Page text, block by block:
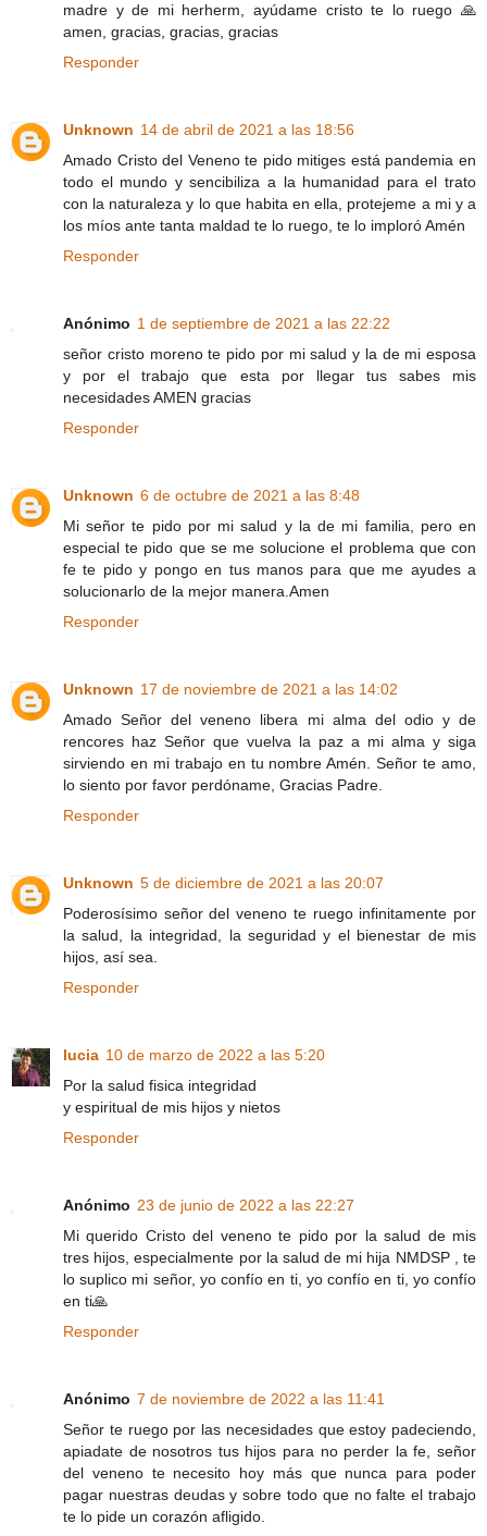
madre y de mi herherm, ayúdame cristo te lo ruego 🙏
amen, gracias, gracias, gracias
Responder
Unknown 14 de abril de 2021 a las 18:56
Amado Cristo del Veneno te pido mitiges está pandemia en
todo el mundo y sencibiliza a la humanidad para el trato
con la naturaleza y lo que habita en ella, protejeme a mi y a
los míos ante tanta maldad te lo ruego, te lo imploró Amén
Responder
Anónimo 1 de septiembre de 2021 a las 22:22
señor cristo moreno te pido por mi salud y la de mi esposa
y por el trabajo que esta por llegar tus sabes mis
necesidades AMEN gracias
Responder
Unknown 6 de octubre de 2021 a las 8:48
Mi señor te pido por mi salud y la de mi familia, pero en
especial te pido que se me solucione el problema que con
fe te pido y pongo en tus manos para que me ayudes a
solucionarlo de la mejor manera.Amen
Responder
Unknown 17 de noviembre de 2021 a las 14:02
Amado Señor del veneno libera mi alma del odio y de
rencores haz Señor que vuelva la paz a mi alma y siga
sirviendo en mi trabajo en tu nombre Amén. Señor te amo,
lo siento por favor perdóname, Gracias Padre.
Responder
Unknown 5 de diciembre de 2021 a las 20:07
Poderosísimo señor del veneno te ruego infinitamente por
la salud, la integridad, la seguridad y el bienestar de mis
hijos, así sea.
Responder
lucia 10 de marzo de 2022 a las 5:20
Por la salud fisica integridad
y espiritual de mis hijos y nietos
Responder
Anónimo 23 de junio de 2022 a las 22:27
Mi querido Cristo del veneno te pido por la salud de mis
tres hijos, especialmente por la salud de mi hija NMDSP , te
lo suplico mi señor, yo confío en ti, yo confío en ti, yo confío
en ti🙏
Responder
Anónimo 7 de noviembre de 2022 a las 11:41
Señor te ruego por las necesidades que estoy padeciendo,
apiadate de nosotros tus hijos para no perder la fe, señor
del veneno te necesito hoy más que nunca para poder
pagar nuestras deudas y sobre todo que no falte el trabajo
te lo pide un corazón afligido.